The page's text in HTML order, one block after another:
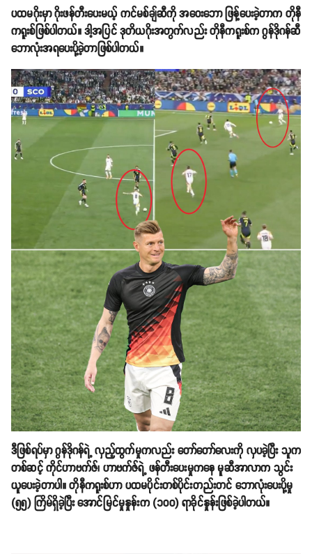
ပထမဂိုးမှာ ဂိုးဖန်တီးပေးမယ့် ကင်မစ်ချ်ဆီကို အဝေးဘော ဖြန့်ပေးခဲ့တာက တိုနီ
ကရူးစ်ဖြစ်ပါတယ်။ ဒါ့အပြင် ဒုတိယဂိုးအတွက်လည်း တိုနီကရူးစ်က ဂွန်ဒိုဂန်ဆီ
ဘောလုံးအရပေးပို့ခဲ့တာဖြစ်ပါတယ်။
ဒီဖြစ်ရပ်မှာ ဂွန်ဒိုဂန်ရဲ့ လှည့်ထွက်မှုကလည်း တော်တော်လေးကို လှပခဲ့ပြီး သူက
တစ်ဆင့် ကိုင်ဟာဗက်ဇ်၊ ဟာဗက်ဇ်ရဲ့ ဖန်တီးပေးမှုကနေ မူဆီအာလာက သွင်း
ယူပေးခဲ့တာပါ။ တိုနီကရူးစ်ဟာ ပထမပိုင်းတစ်ပိုင်းတည်းတင် ဘောလုံးပေးပို့မှု
(၅၅) ကြိမ်ရှိခဲ့ပြီး အောင်မြင်မှုနှုန်းက (၁၀၀) ရာခိုင်နှုန်းဖြစ်ခဲ့ပါတယ်။